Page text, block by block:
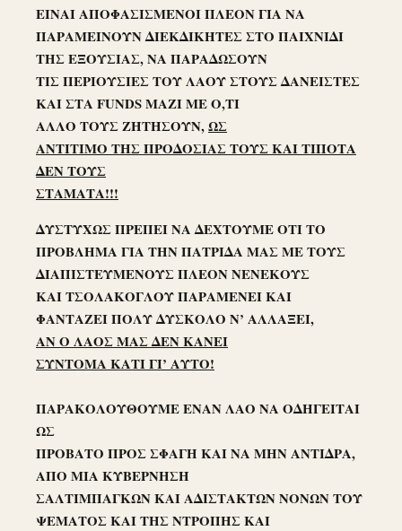
ΕΙΝΑΙ ΑΠΟΦΑΣΙΣΜΕΝΟΙ ΠΛΕΟΝ ΓΙΑ ΝΑ
ΠΑΡΑΜΕΙΝΟΥΝ ΔΙΕΚΔΙΚΗΤΕΣ ΣΤΟ ΠΑΙΧΝΙΔΙ
ΤΗΣ ΕΞΟΥΣΙΑΣ, ΝΑ ΠΑΡΑΔΩΣΟΥΝ
ΤΙΣ ΠΕΡΙΟΥΣΙΕΣ ΤΟΥ ΛΑΟΥ ΣΤΟΥΣ ΔΑΝΕΙΣΤΕΣ
ΚΑΙ ΣΤΑ FUNDS ΜΑΖΙ ΜΕ Ο,ΤΙ
ΑΛΛΟ ΤΟΥΣ ΖΗΤΗΣΟΥΝ,ΩΣ
ΑΝΤΙΤΙΜΟ ΤΗΣ ΠΡΟΔΟΣΙΑΣ ΤΟΥΣ ΚΑΙ ΤΙΠΟΤΑ
ΔΕΝ ΤΟΥΣ
ΣΤΑΜΑΤΑ!!!
ΔΥΣΤΥΧΩΣ ΠΡΕΠΕΙ ΝΑ ΔΕΧΤΟΥΜΕ ΟΤΙ ΤΟ
ΠΡΟΒΛΗΜΑ ΓΙΑ ΤΗΝ ΠΑΤΡΙΔΑ ΜΑΣ ΜΕ ΤΟΥΣ
ΔΙΑΠΙΣΤΕΥΜΕΝΟΥΣ ΠΛΕΟΝ ΝΕΝΕΚΟΥΣ
ΚΑΙ ΤΣΟΛΑΚΟΓΛΟΥ ΠΑΡΑΜΕΝΕΙ ΚΑΙ
ΦΑΝΤΑΖΕΙ ΠΟΛΥ ΔΥΣΚΟΛΟ Ν’ ΑΛΛΑΞΕΙ,
ΑΝ Ο ΛΑΟΣ ΜΑΣ ΔΕΝ ΚΑΝΕΙ
ΣΥΝΤΟΜΑ ΚΑΤΙ ΓΙ’ ΑΥΤΟ!
ΠΑΡΑΚΟΛΟΥΘΟΥΜΕ ΕΝΑΝ ΛΑΟ ΝΑ ΟΔΗΓΕΙΤΑΙ
ΩΣ
ΠΡΟΒΑΤΟ ΠΡΟΣ ΣΦΑΓΗ ΚΑΙ ΝΑ ΜΗΝ ΑΝΤΙΔΡΑ,
ΑΠΟ ΜΙΑ ΚΥΒΕΡΝΗΣΗ
ΣΑΛΤΙΜΠΑΓΚΩΝ ΚΑΙ ΑΔΙΣΤΑΚΤΩΝ ΝΟΝΩΝ ΤΟΥ
ΨΕΜΑΤΟΣ ΚΑΙ ΤΗΣ ΝΤΡΟΠΗΣ ΚΑΙ